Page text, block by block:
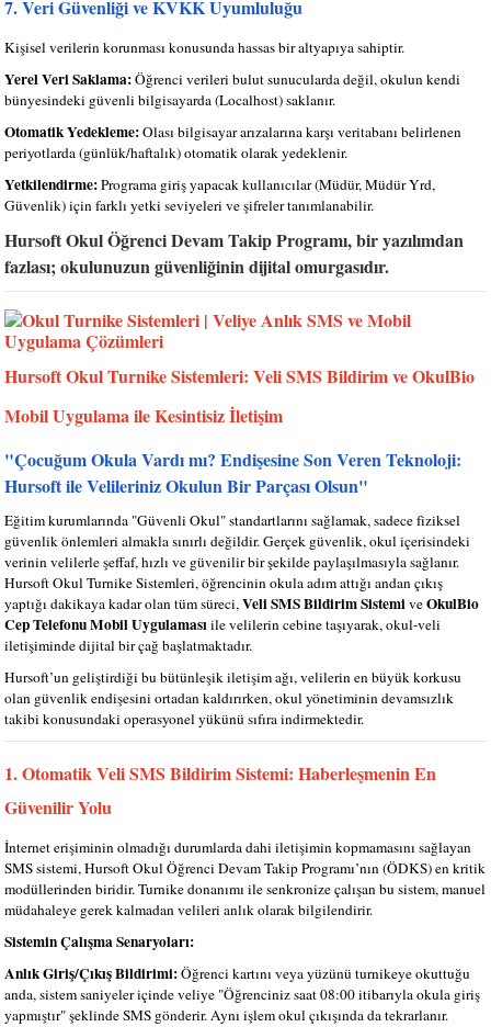
7. Veri Güvenliği ve KVKK Uyumluluğu
Kişisel verilerin korunması konusunda hassas bir altyapıya sahiptir.
Yerel Veri Saklama:Öğrenci verileri bulut sunucularda değil, okulun kendi
bünyesindeki güvenli bilgisayarda (Localhost) saklanır.
Otomatik Yedekleme:Olası bilgisayar arızalarına karşı veritabanı belirlenen
periyotlarda (günlük/haftalık) otomatik olarak yedeklenir.
Yetkilendirme:Programa giriş yapacak kullanıcılar (Müdür, Müdür Yrd,
Güvenlik) için farklı yetki seviyeleri ve şifreler tanımlanabilir.
Hursoft Okul Öğrenci Devam Takip Programı, bir yazılımdan
fazlası; okulunuzun güvenliğinin dijital omurgasıdır.
Hursoft Okul Turnike Sistemleri: Veli SMS Bildirim ve OkulBio
Mobil Uygulama ile Kesintisiz İletişim
"Çocuğum Okula Vardı mı? Endişesine Son Veren Teknoloji:
Hursoft ile Velileriniz Okulun Bir Parçası Olsun"
Eğitim kurumlarında "Güvenli Okul" standartlarını sağlamak, sadece fiziksel
güvenlik önlemleri almakla sınırlı değildir. Gerçek güvenlik, okul içerisindeki
verinin velilerle şeffaf, hızlı ve güvenilir bir şekilde paylaşılmasıyla sağlanır.
Hursoft Okul Turnike Sistemleri, öğrencinin okula adım attığı andan çıkış
yaptığı dakikaya kadar olan tüm süreci,Veli SMS Bildirim SistemiveOkulBio
Cep Telefonu Mobil Uygulamasıile velilerin cebine taşıyarak, okul-veli
iletişiminde dijital bir çağ başlatmaktadır.
Hursoft’un geliştirdiği bu bütünleşik iletişim ağı, velilerin en büyük korkusu
olan güvenlik endişesini ortadan kaldırırken, okul yönetiminin devamsızlık
takibi konusundaki operasyonel yükünü sıfıra indirmektedir.
1. Otomatik Veli SMS Bildirim Sistemi: Haberleşmenin En
Güvenilir Yolu
İnternet erişiminin olmadığı durumlarda dahi iletişimin kopmamasını sağlayan
SMS sistemi, Hursoft Okul Öğrenci Devam Takip Programı’nın (ÖDKS) en kritik
modüllerinden biridir. Turnike donanımı ile senkronize çalışan bu sistem, manuel
müdahaleye gerek kalmadan velileri anlık olarak bilgilendirir.
Sistemin Çalışma Senaryoları:
Anlık Giriş/Çıkış Bildirimi:Öğrenci kartını veya yüzünü turnikeye okuttuğu
anda, sistem saniyeler içinde veliye "Öğrenciniz saat 08:00 itibarıyla okula giriş
yapmıştır" şeklinde SMS gönderir. Aynı işlem okul çıkışında da tekrarlanır.